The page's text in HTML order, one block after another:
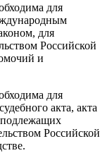
для
для
Российской
и
для
акта, акта
подлежащих
Российской